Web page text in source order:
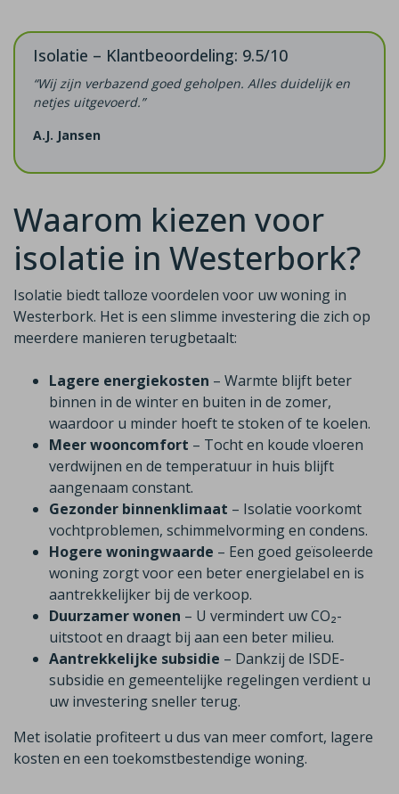
Isolatie – Klantbeoordeling: 9.5/10
“Wij zijn verbazend goed geholpen. Alles duidelijk en
netjes uitgevoerd.”
A.J. Jansen
Waarom kiezen voor
isolatie in Westerbork?
Isolatie biedt talloze voordelen voor uw woning in
Westerbork. Het is een slimme investering die zich op
meerdere manieren terugbetaalt:
Lagere energiekosten – Warmte blijft beter
binnen in de winter en buiten in de zomer,
waardoor u minder hoeft te stoken of te koelen.
Meer wooncomfort – Tocht en koude vloeren
verdwijnen en de temperatuur in huis blijft
aangenaam constant.
Gezonder binnenklimaat – Isolatie voorkomt
vochtproblemen, schimmelvorming en condens.
Hogere woningwaarde – Een goed geïsoleerde
woning zorgt voor een beter energielabel en is
aantrekkelijker bij de verkoop.
Duurzamer wonen – U vermindert uw CO₂-
uitstoot en draagt bij aan een beter milieu.
Aantrekkelijke subsidie – Dankzij de ISDE-
subsidie en gemeentelijke regelingen verdient u
uw investering sneller terug.
Met isolatie profiteert u dus van meer comfort, lagere
kosten en een toekomstbestendige woning.